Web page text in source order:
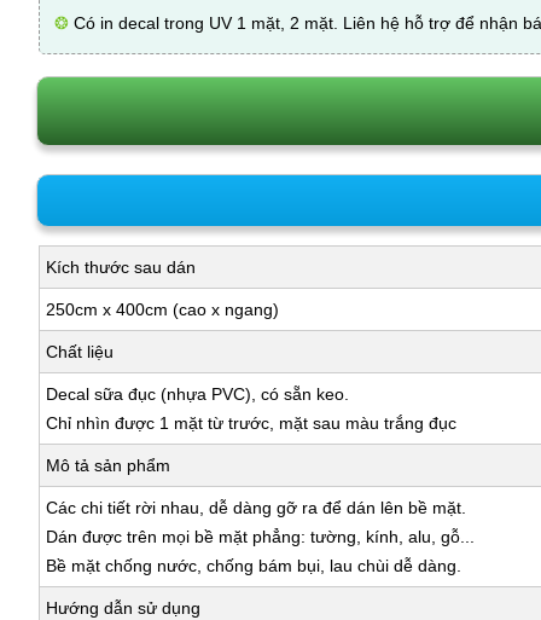
❂ Có in decal trong UV 1 mặt, 2 mặt. Liên hệ hỗ trợ để nhận
Kích thước sau dán
250cm x 400cm (cao x ngang)
Chất liệu
Decal sữa đục (nhựa PVC), có sẵn keo.
Chỉ nhìn được 1 mặt từ trước, mặt sau màu trắng đục
Mô tả sản phẩm
Các chi tiết rời nhau, dễ dàng gỡ ra để dán lên bề mặt.
Dán được trên mọi bề mặt phẳng: tường, kính, alu, gỗ...
Bề mặt chống nước, chống bám bụi, lau chùi dễ dàng.
Hướng dẫn sử dụng